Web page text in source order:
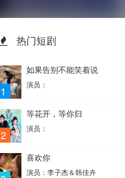
热门短剧
1
如果告别不能笑着说
演员：
2
等花开，等你归
演员：
喜欢你
演员：李子杰＆韩佳卉